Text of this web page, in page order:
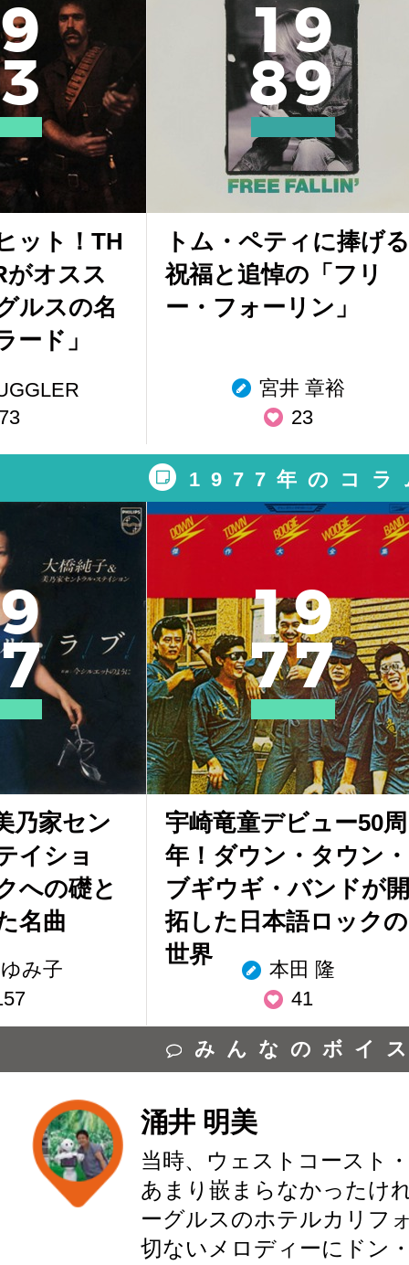
9
3
ット！TH
がオスス
ルスの名
ード」
19
89
トム・ペティに捧げる
祝福と追悼の「フリ
ー・フォーリン」
宮井 章裕
23
1977年のコラ
9
7
乃家セン
イショ
への礎と
名曲
み子
19
77
宇崎竜童デビュー50周
年！ダウン・タウン・
ブギウギ・バンドが開
拓した日本語ロックの
世界
本田 隆
41
みんなのボイ
涌井 明美
当時、ウェストコースト
あまり嵌まらなかったけ
ーグルスのホテルカリフ
切ないメロディーにドン